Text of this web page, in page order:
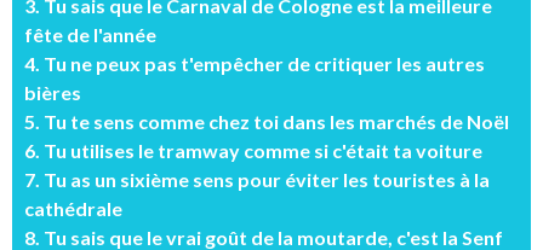
3. Tu sais que le Carnaval de Cologne est la meilleure
fête de l'année
4. Tu ne peux pas t'empêcher de critiquer les autres
bières
5. Tu te sens comme chez toi dans les marchés de Noël
6. Tu utilises le tramway comme si c'était ta voiture
7. Tu as un sixième sens pour éviter les touristes à la
cathédrale
8. Tu sais que le vrai goût de la moutarde, c'est la Senf